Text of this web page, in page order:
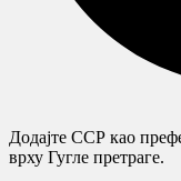
Додајте ССР као
врху Гугле претраге.